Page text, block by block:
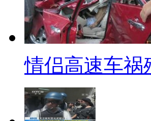
的目光。这台自动
从取物口拿到所选
死螃蟹，还能获得
3 贵州遵义一青
A 米粉
情侣高速车祸